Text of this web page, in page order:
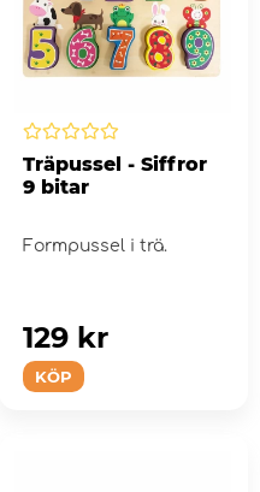
Träpussel - Siffror
9 bitar
Formpussel i trä.
KÖP
129 kr